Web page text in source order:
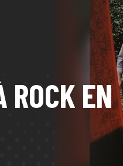
ROCK EN